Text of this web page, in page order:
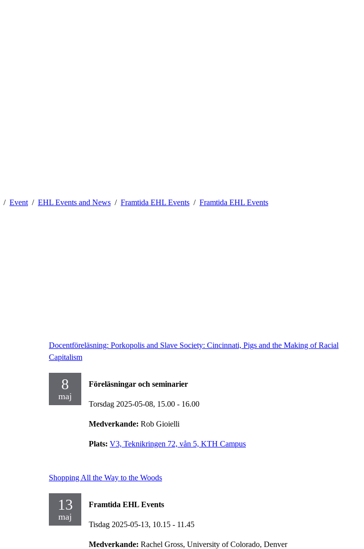
Event EHL Events and News Framtida EHL Events Framtida EHL Events
Docentföreläsning: Porkopolis and Slave Society: Cincinnati, Pigs and the Making of Racial
Capitalism
8
maj
Föreläsningar och seminarier
Torsdag 2025-05-08, 15.00 - 16.00
Medverkande: Rob Gioielli
Plats: V3, Teknikringen 72, vån 5, KTH Campus
Shopping All the Way to the Woods
13
maj
Framtida EHL Events
Tisdag 2025-05-13, 10.15 - 11.45
Medverkande: Rachel Gross, University of Colorado, Denver